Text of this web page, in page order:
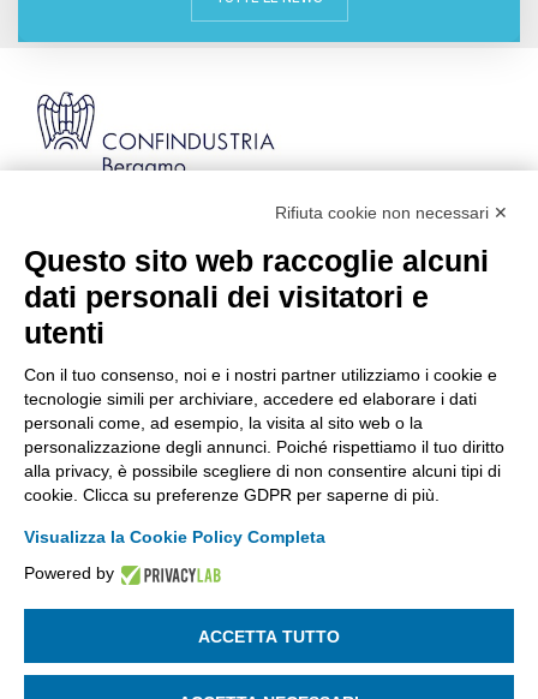
Kilometro Rosso, Gate 5
Codice Fiscale: 80021750163 | PEC:
info@pec.confindustriabergamo.it
CONFINDUSTRIA BERGAMO
ASSISTENZA & PRIVACY
La riproduzione, anche parziale, di qualsiasi informazione o
Rifiuta cookie non necessari ✕
Questo sito web raccoglie alcuni
dati personali dei visitatori e
utenti
Con il tuo consenso, noi e i nostri partner utilizziamo i cookie e
tecnologie simili per archiviare, accedere ed elaborare i dati
personali come, ad esempio, la visita al sito web o la
personalizzazione degli annunci. Poiché rispettiamo il tuo diritto
alla privacy, è possibile scegliere di non consentire alcuni tipi di
cookie. Clicca su preferenze GDPR per saperne di più.
Visualizza la Cookie Policy Completa
Powered by
ACCETTA TUTTO